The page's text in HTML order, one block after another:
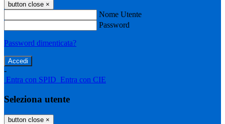
button close ×
Nome Utente
Password
Password dimenticata?
-
Entra con SPID Entra con CIE
Seleziona utente
button close ×